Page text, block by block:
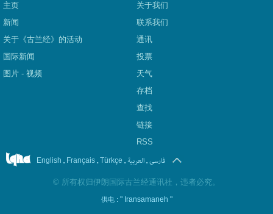
主页
新闻
关于《古兰经》的活动
国际新闻
图片 - 视频
关于我们
联系我们
通讯
投票
天气
存档
查找
链接
RSS
English . Français .Türkçe .العربیة.فارسی
© 所有权归伊朗国际古兰经通讯社，违者必究。
供电 : " Iransamaneh "